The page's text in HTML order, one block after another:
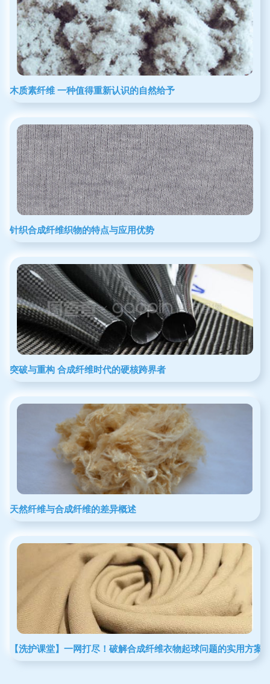
木质素纤维 一种值得重新认识的自然给予
针织合成纤维织物的特点与应用优势
突破与重构 合成纤维时代的硬核跨界者
天然纤维与合成纤维的差异概述
【洗护课堂】一网打尽！破解合成纤维衣物起球问题的实用方案